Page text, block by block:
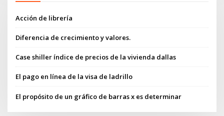
Acción de librería
Diferencia de crecimiento y valores.
Case shiller índice de precios de la vivienda dallas
El pago en línea de la visa de ladrillo
El propósito de un gráfico de barras x es determinar